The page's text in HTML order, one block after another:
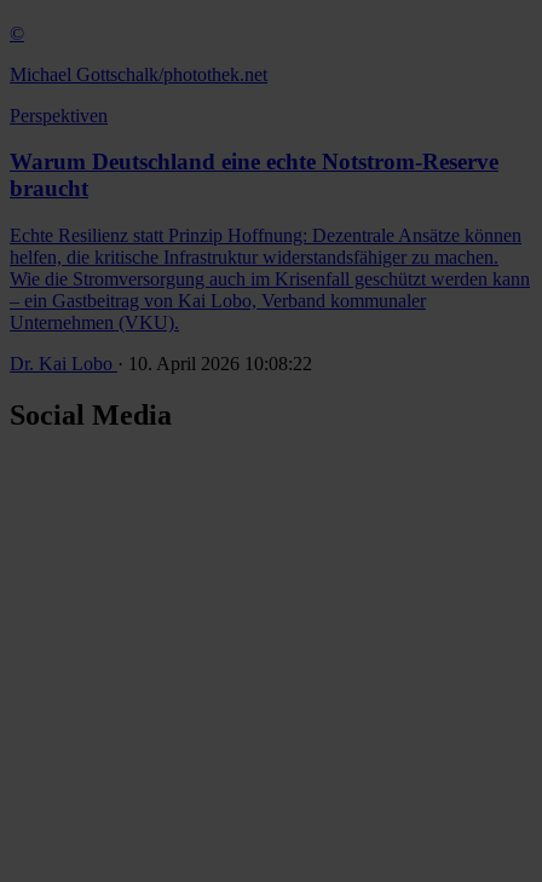
©
Michael Gottschalk/photothek.net
Perspektiven
Warum Deutschland eine echte Notstrom-Reserve
braucht
Echte Resilienz statt Prinzip Hoffnung: Dezentrale Ansätze können
helfen, die kritische Infrastruktur widerstandsfähiger zu machen.
Wie die Stromversorgung auch im Krisenfall geschützt werden kann
– ein Gastbeitrag von Kai Lobo, Verband kommunaler
Unternehmen (VKU).
Dr. Kai Lobo · 10. April 2026 10:08:22
Social Media